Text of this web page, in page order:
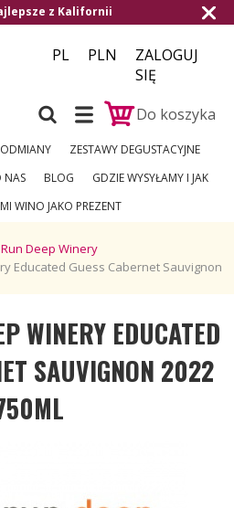
Darmowa dostawa od 1.500,-
PL PLN
ZALOGUJ
SIĘ
Do koszyka
ODMIANY
ZESTAWY DEGUSTACYJNE
NAS BLOG
GDZIE WYSYŁAMY I JAK
WINO JAKO PREZENT
Deep Winery
Educated Guess Cabernet Sauvignon
WINERY EDUCATED
SAUVIGNON 2022